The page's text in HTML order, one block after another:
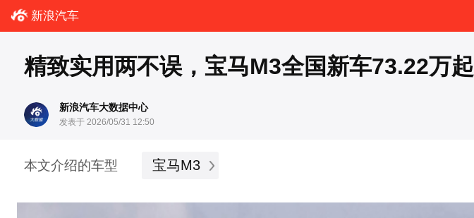
新浪汽车
精致实用两不误，宝马M3全国新车73.22万起
新浪汽车大数据中心
发表于 2026/05/31 12:50
本文介绍的车型 宝马M3